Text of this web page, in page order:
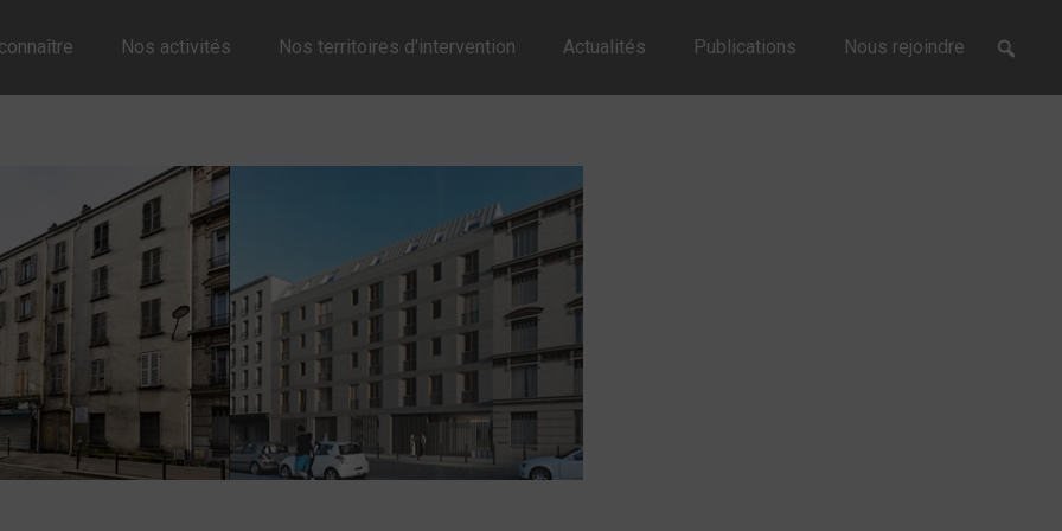
Nos activités Nos territoires d'intervention Actualités Publications Nous rejoindre